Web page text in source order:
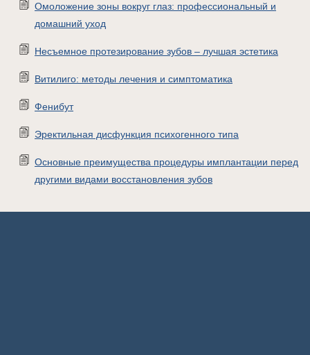
Омоложение зоны вокруг глаз: профессиональный и
домашний уход
Несъемное протезирование зубов – лучшая эстетика
Витилиго: методы лечения и симптоматика
Фенибут
Эректильная дисфункция психогенного типа
Основные преимущества процедуры имплантации перед
другими видами восстановления зубов